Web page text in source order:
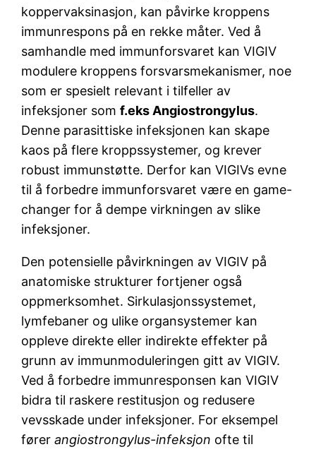
koppervaksinasjon, kan påvirke kroppens
immunrespons på en rekke måter. Ved å
samhandle med immunforsvaret kan VIGIV
modulere kroppens forsvarsmekanismer, noe
som er spesielt relevant i tilfeller av
infeksjoner somf.eks Angiostrongylus.
Denne parasittiske infeksjonen kan skape
kaos på flere kroppssystemer, og krever
robust immunstøtte. Derfor kan VIGIVs evne
til å forbedre immunforsvaret være en game-
changer for å dempe virkningen av slike
infeksjoner.
Den potensielle påvirkningen av VIGIV på
anatomiske strukturer fortjener også
oppmerksomhet. Sirkulasjonssystemet,
lymfebaner og ulike organsystemer kan
oppleve direkte eller indirekte effekter på
grunn av immunmoduleringen gitt av VIGIV.
Ved å forbedre immunresponsen kan VIGIV
bidra til raskere restitusjon og redusere
vevsskade under infeksjoner. For eksempel
førerangiostrongylus-infeksjon ofte til